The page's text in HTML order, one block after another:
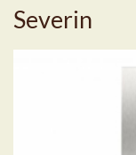
Severin